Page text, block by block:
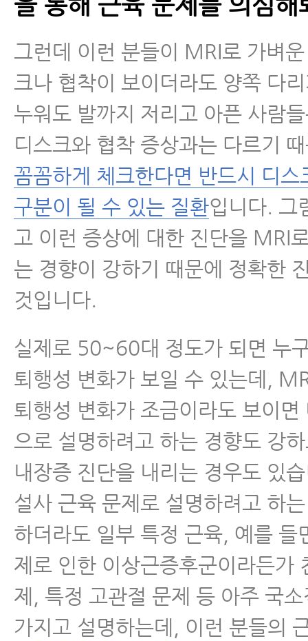
그런데 이런 분들이 MRI로 가벼
크나 협착이 보이더라도 양쪽 다
누워도 발까지 저리고 아픈 사람
디스크와 협착 증상과는 다르기
꼼꼼하게 체크한다면 반드시 디스
구분이 될 수 있는 질환입니다. 그
고 이런 증상에 대한 진단을 MRI
는 경향이 강하기 때문에 정확한
것입니다.
실제로 50~60대 정도가 되면 누
퇴행성 변화가 보일 수 있는데,
퇴행성 변화가 조금이라도 보이면
으로 설명하려고 하는 경향도 강
내장증 진단을 내리는 경우도 있
설사 근육 문제로 설명하려고 하
하더라도 일부 특정 근육, 예를 들
제로 인한 이상근증후군이라든가
제, 특정 고관절 문제 등 아주 국
가지고 설명하는데, 이런 분들의